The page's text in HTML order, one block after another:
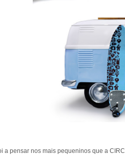
a pensar nos mais pequeninos que a